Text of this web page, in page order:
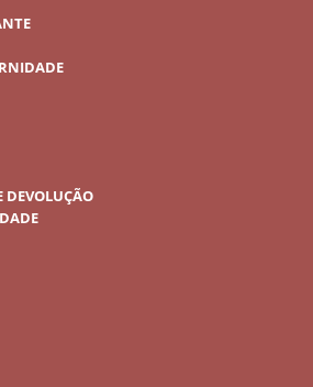
DEVOLUÇÃO